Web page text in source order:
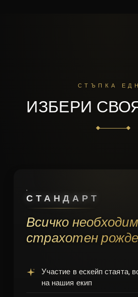
СТЪПКА
ИЗБЕРИ
СТАНДАРТ
Всичко
страхотен
Участие в ескейп стаята,
на нашия екип